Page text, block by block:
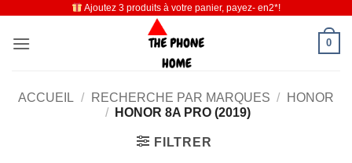
contenu
Ajoutez 3 produits à votre panier, payez- en2*!
0
ACCUEIL / RECHERCHE PAR MARQUES /
HONOR
/
HONOR 8A PRO (2019)
FILTRER